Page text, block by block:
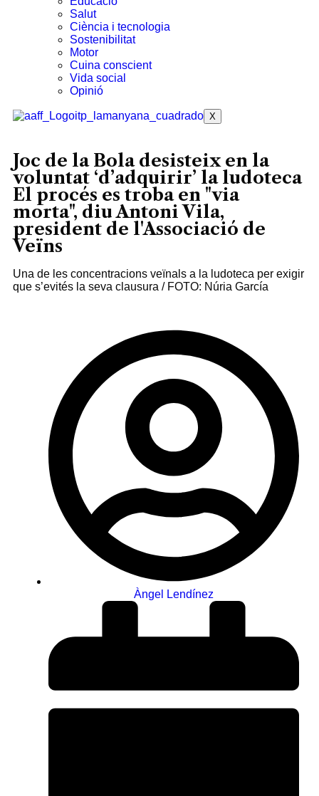
Salut
Ciència i tecnologia
Sostenibilitat
Motor
Cuina conscient
Vida social
Opinió
X
Joc de la Bola desisteix en la
voluntat ‘d’adquirir’ la ludoteca
El procés es troba en "via
morta", diu Antoni Vila,
president de l'Associació de
Veïns
Una de les concentracions veïnals a la ludoteca per exigir
que s’evités la seva clausura / FOTO: Núria García
Àngel Lendínez